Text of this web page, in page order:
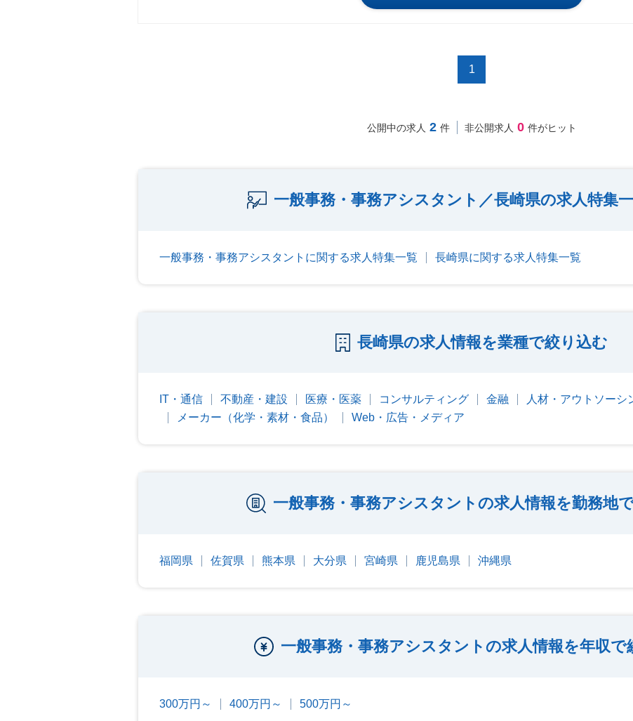
1
公開中の求人 2 件 非公開求人 0 件がヒット
一般事務・事務アシスタント／長崎県の求人特集
一般事務・事務アシスタントに関する求人特集一覧 長崎県に関する求人特集一覧
長崎県の求人情報を業種で絞り込む
IT・通信 不動産・建設 医療・医薬 コンサルティング 金融
人材・アウトソーシ
メーカー（化学・素材・食品）
Web・広告・メディア
一般事務・事務アシスタントの求人情報を勤務地
福岡県 佐賀県 熊本県 大分県 宮崎県 鹿児島県 沖縄県
一般事務・事務アシスタントの求人情報を年収で
300万円～ 400万円～ 500万円～